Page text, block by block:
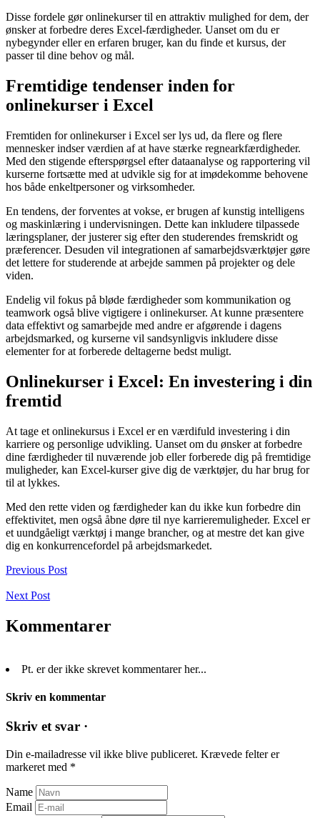
Disse fordele gør onlinekurser til en attraktiv mulighed for dem, der
ønsker at forbedre deres Excel-færdigheder. Uanset om du er
nybegynder eller en erfaren bruger, kan du finde et kursus, der
passer til dine behov og mål.
Fremtidige tendenser inden for
onlinekurser i Excel
Fremtiden for onlinekurser i Excel ser lys ud, da flere og flere
mennesker indser værdien af at have stærke regnearkfærdigheder.
Med den stigende efterspørgsel efter dataanalyse og rapportering vil
kurserne fortsætte med at udvikle sig for at imødekomme behovene
hos både enkeltpersoner og virksomheder.
En tendens, der forventes at vokse, er brugen af kunstig intelligens
og maskinlæring i undervisningen. Dette kan inkludere tilpassede
læringsplaner, der justerer sig efter den studerendes fremskridt og
præferencer. Desuden vil integrationen af samarbejdsværktøjer gøre
det lettere for studerende at arbejde sammen på projekter og dele
viden.
Endelig vil fokus på bløde færdigheder som kommunikation og
teamwork også blive vigtigere i onlinekurser. At kunne præsentere
data effektivt og samarbejde med andre er afgørende i dagens
arbejdsmarked, og kurserne vil sandsynligvis inkludere disse
elementer for at forberede deltagerne bedst muligt.
Onlinekurser i Excel: En investering i din
fremtid
At tage et onlinekursus i Excel er en værdifuld investering i din
karriere og personlige udvikling. Uanset om du ønsker at forbedre
dine færdigheder til nuværende job eller forberede dig på fremtidige
muligheder, kan Excel-kurser give dig de værktøjer, du har brug for
til at lykkes.
Med den rette viden og færdigheder kan du ikke kun forbedre din
effektivitet, men også åbne døre til nye karrieremuligheder. Excel er
et uundgåeligt værktøj i mange brancher, og at mestre det kan give
dig en konkurrencefordel på arbejdsmarkedet.
Previous Post
Next Post
Kommentarer
Pt. er der ikke skrevet kommentarer her...
Skriv en kommentar
Skriv et svar ·
Din e-mailadresse vil ikke blive publiceret. Krævede felter er
markeret med *
Name
Email